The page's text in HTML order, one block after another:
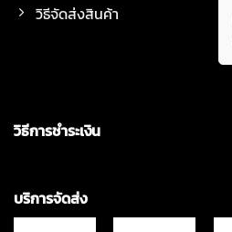
วิธีจัดส่งสินค้า
วิธีการชำระเงิน
บริการจัดส่ง